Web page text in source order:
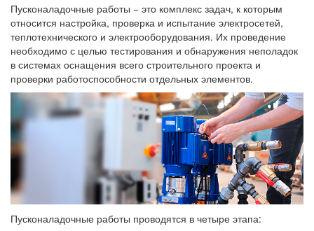
Пусконаладочные работы − это комплекс задач, к которым
относится настройка, проверка и испытание электросетей,
теплотехнического и электрооборудования. Их проведение
необходимо с целью тестирования и обнаружения неполадок
в системах оснащения всего строительного проекта и
проверки работоспособности отдельных элементов.
Пусконаладочные работы проводятся в четыре этапа: